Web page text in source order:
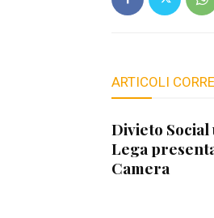
ARTICOLI
Divieto Social
Lega
Camera